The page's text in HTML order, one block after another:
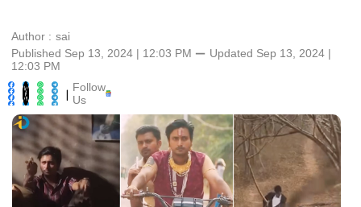
Author : sai
Published Sep 13, 2024 | 12:03 PM ⚊ Updated Sep 13, 2024 |
12:03 PM
| Follow
Us